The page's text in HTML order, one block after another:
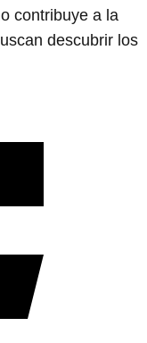
contribuye a la
descubrir los